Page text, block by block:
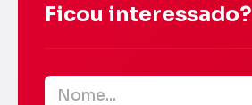
Ficou interessado?